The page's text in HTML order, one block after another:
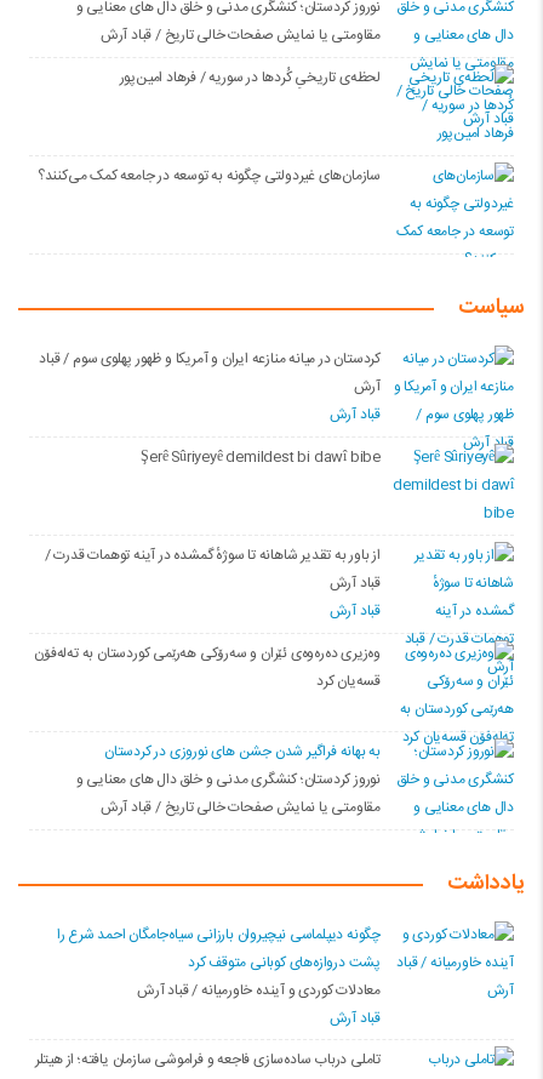
نوروز کردستان؛ کنشگری مدنی و خلق دال های معنایی و
مقاومتی یا نمایش صفحات خالی تاریخ / قباد آرش
لحظه‌ی تاریخیِ کُردها در سوریه / فرهاد امین‌پور
سازمان‌های غیردولتی چگونه به توسعه در جامعه کمک می‌کنند؟
سیاست
کردستان در میانه منازعە ایران و آمریکا و ظهور پهلوی سوم / قباد
آرش
قباد آرش
Şerê Sûriyeyê demildest bi dawî bibe
از باور بە تقدیر شاهانه تا سوژهٔ گمشده در آینه توهمات قدرت /
قباد آرش
قباد آرش
وەزیری دەرەوەی ئێران و سەرۆکی هەرێمی کوردستان بە تەلەفۆن
قسەیان کرد
به بهانه فراگیر شدن جشن های نوروزی در کردستان
نوروز کردستان؛ کنشگری مدنی و خلق دال های معنایی و
مقاومتی یا نمایش صفحات خالی تاریخ / قباد آرش
یادداشت
چگونه دیپلماسی نیچیروان بارزانی سیاەجامگان احمد شرع را
پشت دروازەهای کوبانی متوقف کرد
معادلات کوردی و آینده خاورمیانه / قباد آرش
قباد آرش
تاملی درباب سادەسازی فاجعە و فراموشی سازمان یافتە؛ از هیتلر